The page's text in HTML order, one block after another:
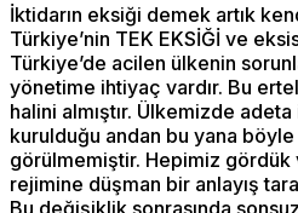
İktidarın eksiği demek artık
Türkiye’nin TEK EKSİĞİ ve
Türkiye’de acilen ülkenin
yönetime ihtiyaç vardır. Bu
halini almıştır. Ülkemizde
kurulduğu andan bu yana
görülmemiştir. Hepimiz gördük
rejimine düşman bir anlayış
Bu değişiklik sonrasında